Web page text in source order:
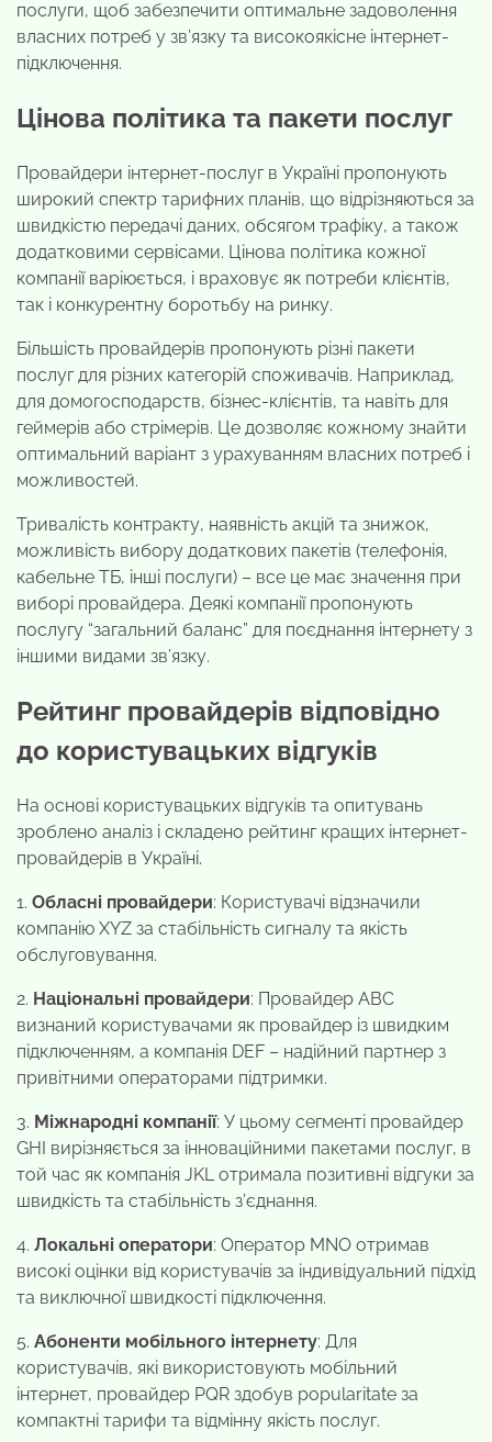
послуги, щоб забезпечити оптимальне задоволення
власних потреб у зв’язку та високоякісне інтернет-
підключення.
Цінова політика та пакети послуг
Провайдери інтернет-послуг в Україні пропонують
широкий спектр тарифних планів, що відрізняються за
швидкістю передачі даних, обсягом трафіку, а також
додатковими сервісами. Цінова політика кожної
компанії варіюється, і враховує як потреби клієнтів,
так і конкурентну боротьбу на ринку.
Більшість провайдерів пропонують різні пакети
послуг для різних категорій споживачів. Наприклад,
для домогосподарств, бізнес-клієнтів, та навіть для
геймерів або стрімерів. Це дозволяє кожному знайти
оптимальний варіант з урахуванням власних потреб і
можливостей.
Тривалість контракту, наявність акцій та знижок,
можливість вибору додаткових пакетів (телефонія,
кабельне ТБ, інші послуги) – все це має значення при
виборі провайдера. Деякі компанії пропонують
послугу “загальний баланс” для поєднання інтернету з
іншими видами зв’язку.
Рейтинг провайдерів відповідно
до користувацьких відгуків
На основі користувацьких відгуків та опитувань
зроблено аналіз і складено рейтинг кращих інтернет-
провайдерів в Україні.
1. Обласні провайдери: Користувачі відзначили
компанію XYZ за стабільність сигналу та якість
обслуговування.
2. Національні провайдери: Провайдер ABC
визнаний користувачами як провайдер із швидким
підключенням, а компанія DEF – надійний партнер з
привітними операторами підтримки.
3. Міжнародні компанії: У цьому сегменті провайдер
GHI вирізняється за інноваційними пакетами послуг, в
той час як компанія JKL отримала позитивні відгуки за
швидкість та стабільність з’єднання.
4. Локальні оператори: Оператор MNO отримав
високі оцінки від користувачів за індивідуальний підхід
та виключної швидкості підключення.
5. Абоненти мобільного інтернету: Для
користувачів, які використовують мобільний
інтернет, провайдер PQR здобув popularitate за
компактні тарифи та відмінну якість послуг.